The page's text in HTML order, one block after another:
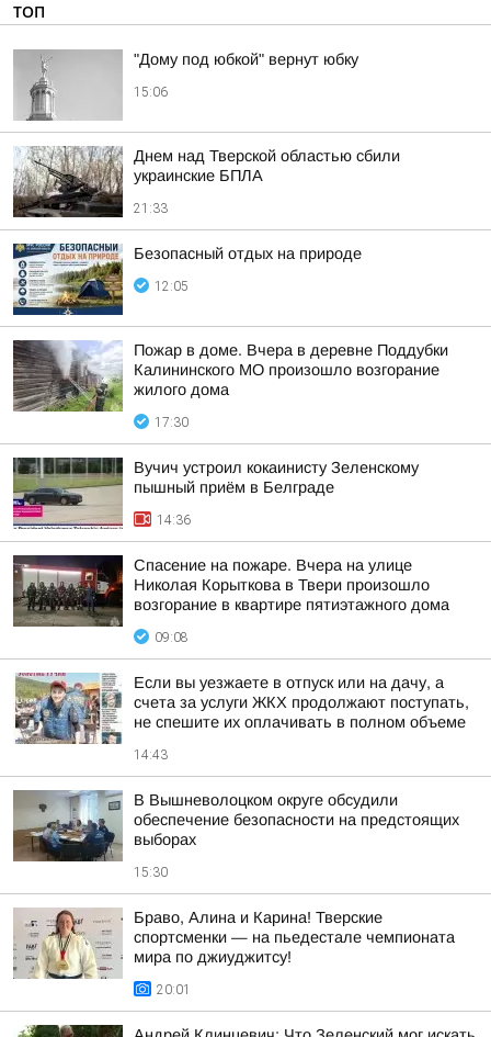
ТОП
"Дому под юбкой" вернут юбку
15:06
Днем над Тверской областью сбили
украинские БПЛА
21:33
Безопасный отдых на природе
12:05
Пожар в доме. Вчера в деревне Поддубки
Калининского МО произошло возгорание
жилого дома
17:30
Вучич устроил кокаинисту Зеленскому
пышный приём в Белграде
14:36
Спасение на пожаре. Вчера на улице
Николая Корыткова в Твери произошло
возгорание в квартире пятиэтажного дома
09:08
Если вы уезжаете в отпуск или на дачу, а
счета за услуги ЖКХ продолжают поступать,
не спешите их оплачивать в полном объеме
14:43
В Вышневолоцком округе обсудили
обеспечение безопасности на предстоящих
выборах
15:30
Браво, Алина и Карина! Тверские
спортсменки — на пьедестале чемпионата
мира по джиуджитсу!
20:01